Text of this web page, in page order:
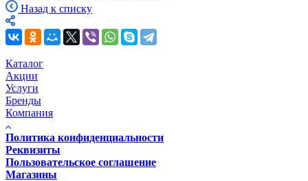
Назад к списку
Каталог
Акции
Услуги
Бренды
Компания
Политика конфиденциальности
Реквизиты
Пользовательское соглашение
Магазины